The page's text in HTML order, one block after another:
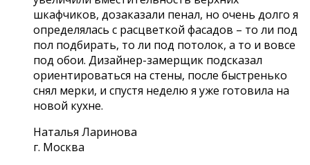
шкафчиков, дозаказали пенал, но очень долго я
определялась с расцветкой фасадов – то ли под
пол подбирать, то ли под потолок, а то и вовсе
под обои. Дизайнер-замерщик подсказал
ориентироваться на стены, после быстренько
снял мерки, и спустя неделю я уже готовила на
новой кухне.
Наталья Ларинова
г. Москва